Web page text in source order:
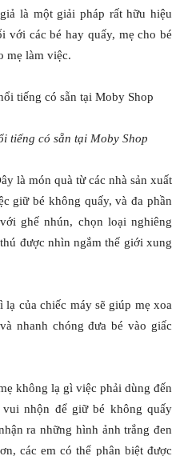
là một giải pháp rất hữu hiệu
với các bé hay quấy, mẹ cho bé
mẹ làm việc.
tiếng có sẵn tại Moby Shop
là món quà từ các nhà sản xuất
giữ bé không quấy, và đa phần
ghế nhún, chọn loại nghiêng
được nhìn ngắm thế giới xung
của chiếc máy sẽ giúp mẹ xoa
nhanh chóng đưa bé vào giấc
không lạ gì việc phải dùng đến
nhộn để giữ bé không quấy
ra những hình ảnh trắng đen
các em có thể phân biệt được